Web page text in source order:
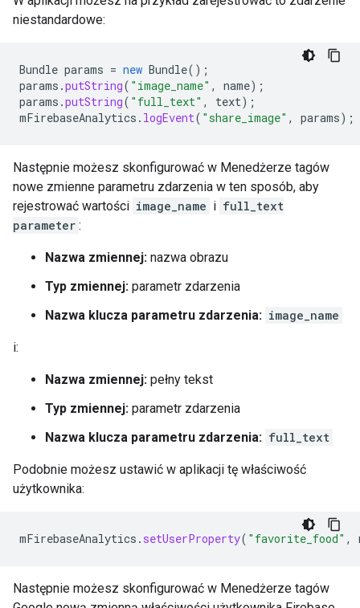
niestandardowe:
Bundle params = new Bundle();
params .putString( "image_name" , name);
params .putString( "full_text" , text);
mFirebaseAnalytics . logEvent( "share_image" , params);
Następnie możesz skonfigurować w Menedżerze tagów
nowe zmienne parametru zdarzenia w ten sposób, aby
rejestrować wartości image_name i full_text
parameter :
Nazwa zmiennej: nazwa obrazu
Typ zmiennej: parametr zdarzenia
Nazwa klucza parametru zdarzenia: image_name
i:
Nazwa zmiennej: pełny tekst
Typ zmiennej: parametr zdarzenia
Nazwa klucza parametru zdarzenia: full_text
Podobnie możesz ustawić w aplikacji tę właściwość
użytkownika:
mFirebaseAnalytics . setUserProperty( "favorite_food" ,
Następnie możesz skonfigurować w Menedżerze tagów